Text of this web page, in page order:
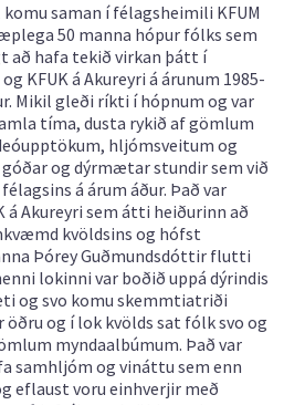
saman í félagsheimili KFUM
50 manna hópur fólks sem
að hafa tekið virkan þátt í
KFUK á Akureyri á árunum 1985-
Mikil gleði ríkti í hópnum og var
tíma, dusta rykið af gömlum
hljómsveitum og
og dýrmætar stundir sem við
á árum áður. Það var
á Akureyri sem átti heiðurinn að
kvöldsins og hófst
Þórey Guðmundsdóttir flutti
lokinni var boðið uppá dýrindis
og svo komu skemmtiatriði
öðru og í lok kvölds sat fólk svo og
myndaalbúmum. Það var
samhljóm og vináttu sem enn
eflaust voru einhverjir með